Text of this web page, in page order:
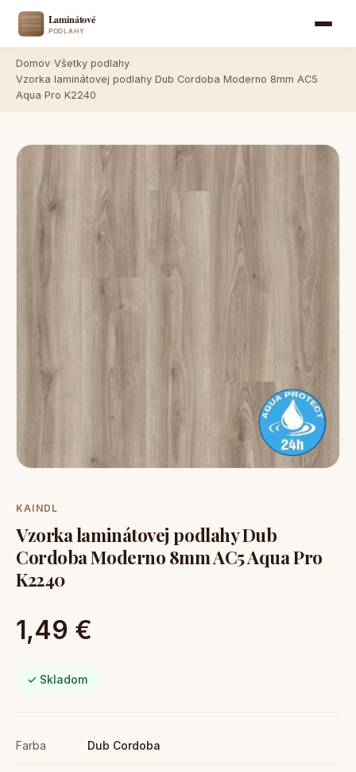
Domov Všetky podlahy
Vzorka laminátovej podlahy Dub Cordoba Moderno 8mm AC5
Aqua Pro K2240
KAINDL
Vzorka laminátovej podlahy Dub
Cordoba Moderno 8mm AC5 Aqua Pro
K2240
1,49 €
✓ Skladom
Farba Dub Cordoba